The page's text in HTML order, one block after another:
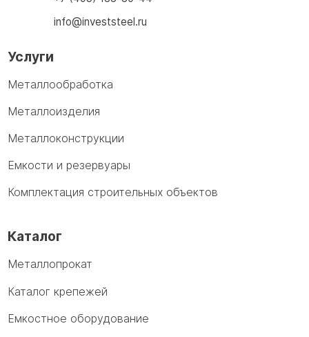
info@investsteel.ru
Услуги
Металлообработка
Металлоизделия
Металлоконструкции
Емкости и резервуары
Комплектация строительных объектов
Каталог
Металлопрокат
Каталог крепежей
Емкостное оборудование